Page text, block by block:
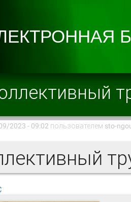
2023 - 09:02 пользователем sto-